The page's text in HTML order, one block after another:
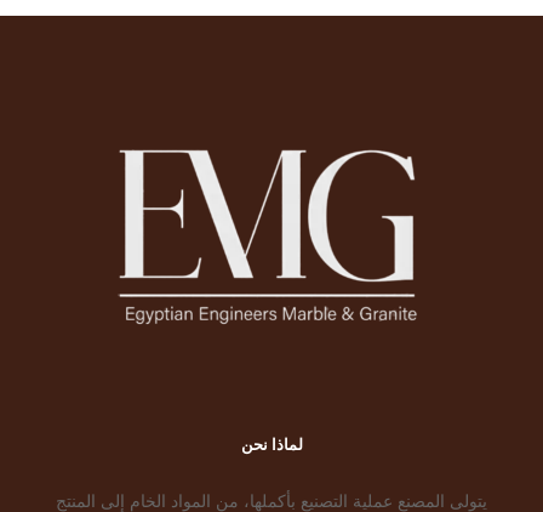
لماذا نحن
يتولى المصنع عملية التصنيع بأكملها، من المواد الخام إلى المنتج